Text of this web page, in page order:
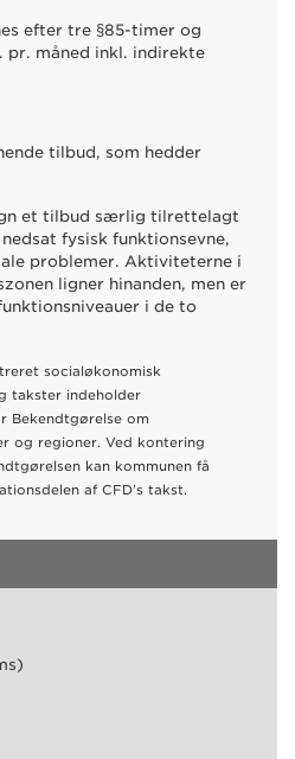
efter tre §85-timer og
pr. måned inkl. indirekte
tilbud, som hedder
et tilbud særlig tilrettelagt
fysisk funktionsevne,
problemer. Aktiviteterne i
ligner hinanden, men er
i de to
socialøkonomisk
takster indeholder
Bekendtgørelse om
og regioner. Ved kontering
kan kommunen få
af CFD’s takst.